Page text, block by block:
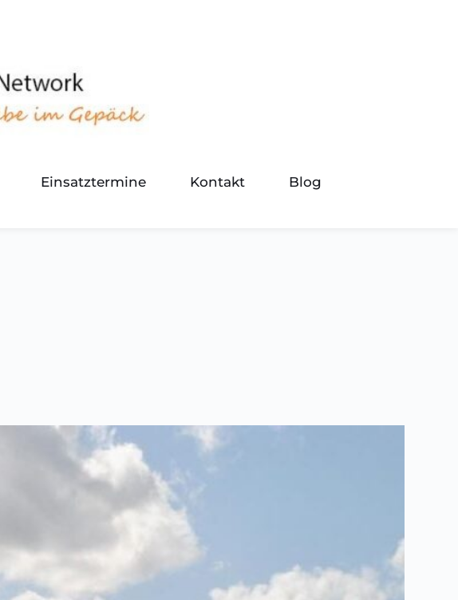
Einsatztermine Kontakt Blog